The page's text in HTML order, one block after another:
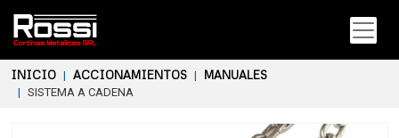
INICIO ACCIONAMIENTOS MANUALES
SISTEMA A CADENA